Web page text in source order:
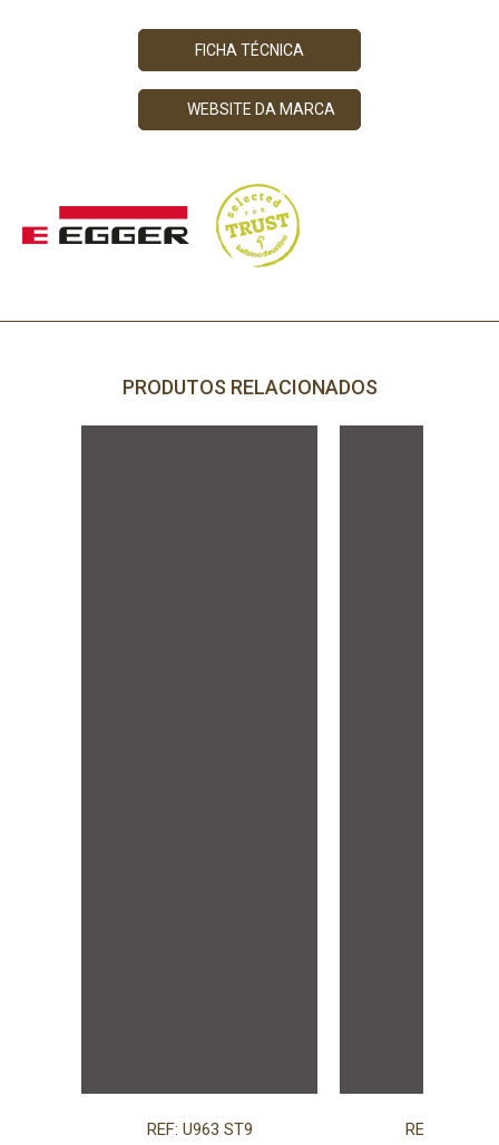
FICHA TÉCNICA
WEBSITE DA MARCA
PRODUTOS RELACIONADOS
REF: U963 ST9 REF: U963